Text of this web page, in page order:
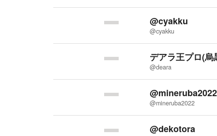
@cyakku
@cyakku
デアラ王プロ(烏
@deara
@mineruba2022
@mineruba2022
@dekotora